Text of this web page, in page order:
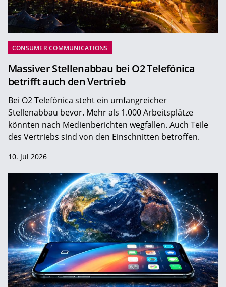
CONSUMER COMMUNICATIONS
Massiver Stellenabbau bei O2 Telefónica
betrifft auch den Vertrieb
Bei O2 Telefónica steht ein umfangreicher
Stellenabbau bevor. Mehr als 1.000 Arbeitsplätze
könnten nach Medienberichten wegfallen. Auch Teile
des Vertriebs sind von den Einschnitten betroffen.
10. Jul 2026